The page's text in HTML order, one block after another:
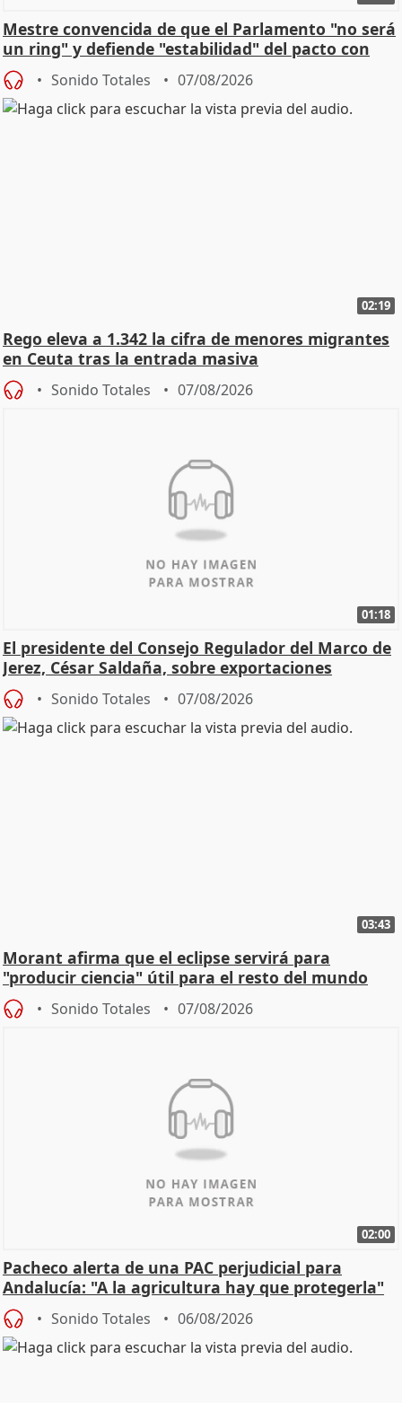
Mestre convencida de que el Parlamento "no será
un ring" y defiende "estabilidad" del pacto con
Vox
Sonido Totales 07/08/2026
02:19
Rego eleva a 1.342 la cifra de menores migrantes
en Ceuta tras la entrada masiva
Sonido Totales 07/08/2026
01:18
El presidente del Consejo Regulador del Marco de
Jerez, César Saldaña, sobre exportaciones
Sonido Totales 07/08/2026
03:43
Morant afirma que el eclipse servirá para
"producir ciencia" útil para el resto del mundo
Sonido Totales 07/08/2026
02:00
Pacheco alerta de una PAC perjudicial para
Andalucía: "A la agricultura hay que protegerla"
Sonido Totales 06/08/2026